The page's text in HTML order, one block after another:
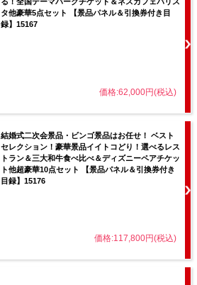
タ他豪華5点セット 【景品パネル＆引換券付き目
録】15167
価格:62,000円(税込)
結婚式二次会景品・ビンゴ景品はお任せ！ ベスト
セレクション！豪華景品イイトコどり！選べるレス
トラン＆三大和牛食べ比べ＆ディズニーペアチケッ
ト他超豪華10点セット 【景品パネル＆引換券付き
目録】15176
価格:117,800円(税込)